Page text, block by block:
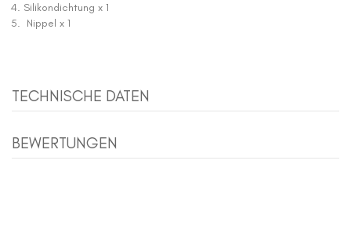
Silikondichtung x 1
Nippel x 1
TECHNISCHE DATEN
BEWERTUNGEN